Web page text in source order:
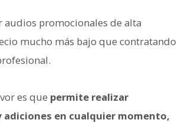
audios promocionales de alta
mucho más bajo que contratando
es que permite realizar
adiciones en cualquier momento,